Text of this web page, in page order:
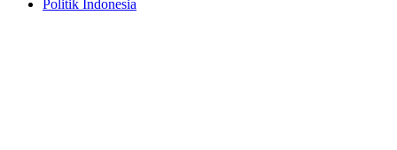
Politik Indonesia